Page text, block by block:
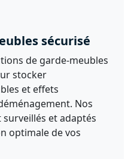
sécurisé
de garde-meubles
stocker
et effets
Nos
et adaptés
optimale de vos